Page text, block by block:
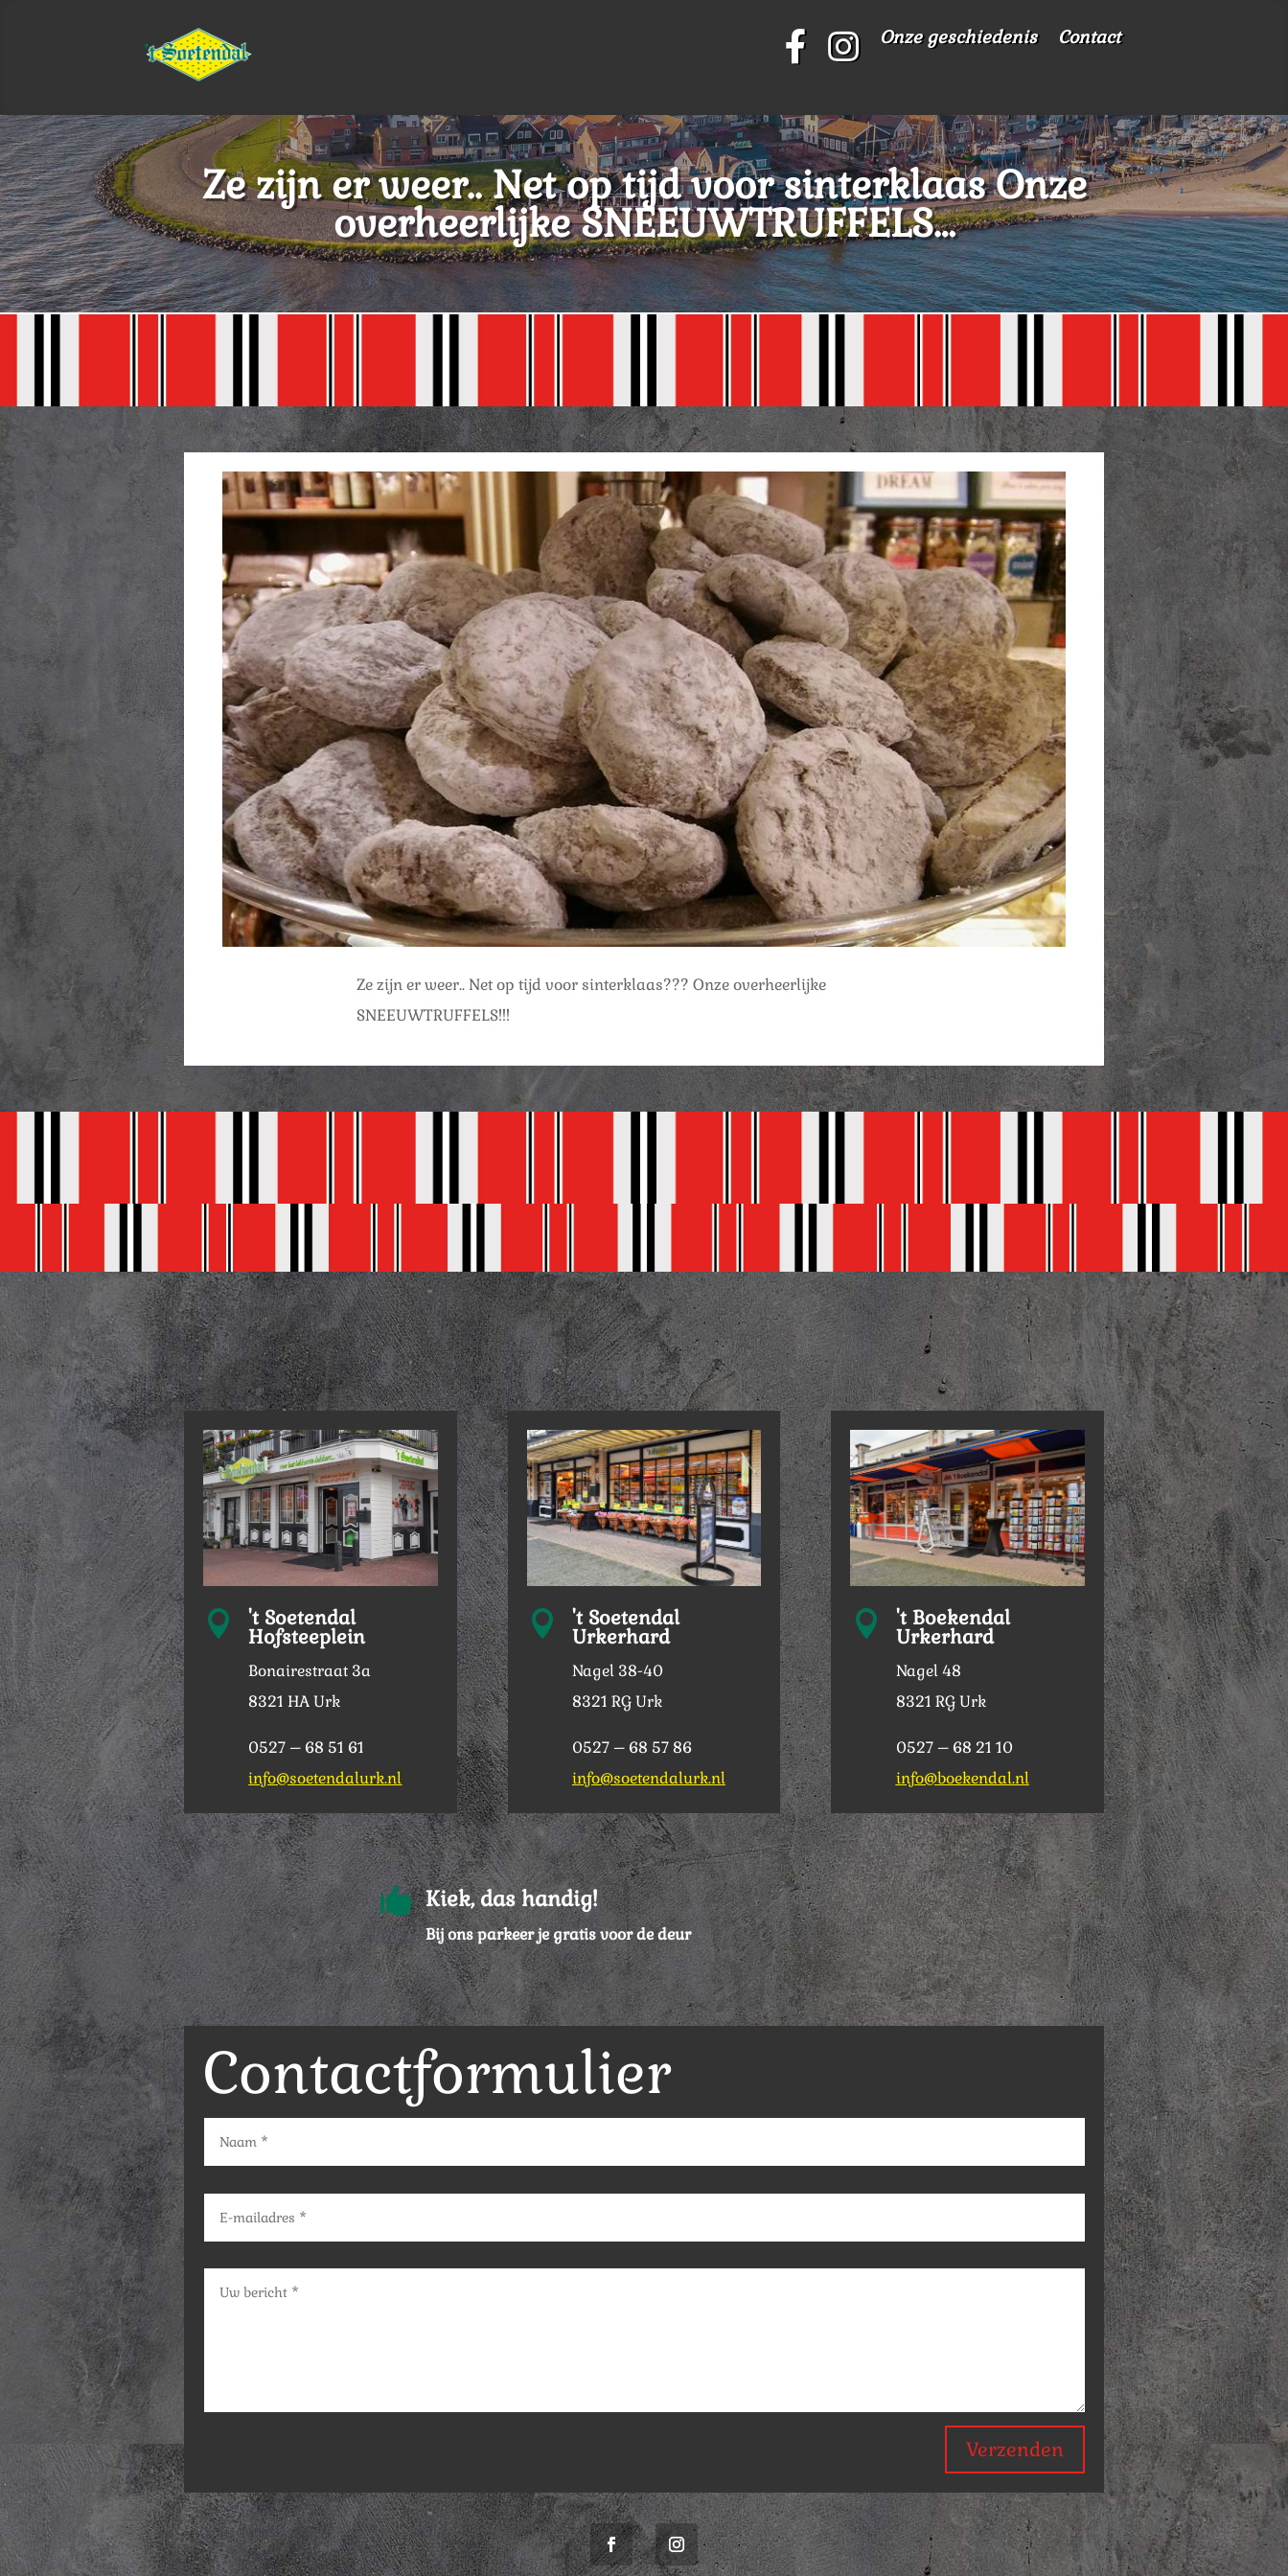
Onze geschiedenis Contact
Ze zijn er weer.. Net op tijd voor sinterklaas Onze
overheerlijke SNEEUWTRUFFELS…
Ze zijn er weer.. Net op tijd voor sinterklaas??? Onze overheerlijke
SNEEUWTRUFFELS!!!
 't Soetendal
Hofsteeplein
Bonairestraat 3a
8321 HA Urk
0527 – 68 51 61
info@soetendalurk.nl
 't Soetendal
Urkerhard
Nagel 38-40
8321 RG Urk
0527 – 68 57 86
info@soetendalurk.nl
 't Boekendal
Urkerhard
Nagel 48
8321 RG Urk
0527 – 68 21 10
info@boekendal.nl
 Kiek, das handig!
Bij ons parkeer je gratis voor de deur
Contactformulier
Verzenden